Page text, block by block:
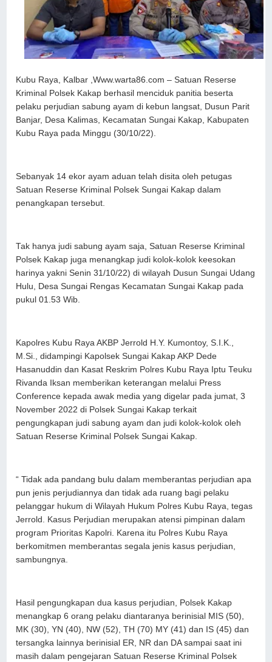
Kubu Raya, Kalbar ,Www.warta86.com – Satuan Reserse
Kriminal Polsek Kakap berhasil menciduk panitia beserta
pelaku perjudian sabung ayam di kebun langsat, Dusun Parit
Banjar, Desa Kalimas, Kecamatan Sungai Kakap, Kabupaten
Kubu Raya pada Minggu (30/10/22).
Sebanyak 14 ekor ayam aduan telah disita oleh petugas
Satuan Reserse Kriminal Polsek Sungai Kakap dalam
penangkapan tersebut.
Tak hanya judi sabung ayam saja, Satuan Reserse Kriminal
Polsek Kakap juga menangkap judi kolok-kolok keesokan
harinya yakni Senin 31/10/22) di wilayah Dusun Sungai Udang
Hulu, Desa Sungai Rengas Kecamatan Sungai Kakap pada
pukul 01.53 Wib.
Kapolres Kubu Raya AKBP Jerrold H.Y. Kumontoy, S.I.K.,
M.Si., didampingi Kapolsek Sungai Kakap AKP Dede
Hasanuddin dan Kasat Reskrim Polres Kubu Raya Iptu Teuku
Rivanda Iksan memberikan keterangan melalui Press
Conference kepada awak media yang digelar pada jumat, 3
November 2022 di Polsek Sungai Kakap terkait
pengungkapan judi sabung ayam dan judi kolok-kolok oleh
Satuan Reserse Kriminal Polsek Sungai Kakap.
“ Tidak ada pandang bulu dalam memberantas perjudian apa
pun jenis perjudiannya dan tidak ada ruang bagi pelaku
pelanggar hukum di Wilayah Hukum Polres Kubu Raya, tegas
Jerrold. Kasus Perjudian merupakan atensi pimpinan dalam
program Prioritas Kapolri. Karena itu Polres Kubu Raya
berkomitmen memberantas segala jenis kasus perjudian,
sambungnya.
Hasil pengungkapan dua kasus perjudian, Polsek Kakap
menangkap 6 orang pelaku diantaranya berinisial MIS (50),
MK (30), YN (40), NW (52), TH (70) MY (41) dan IS (45) dan
tersangka lainnya berinisial ER, NR dan DA sampai saat ini
masih dalam pengejaran Satuan Reserse Kriminal Polsek